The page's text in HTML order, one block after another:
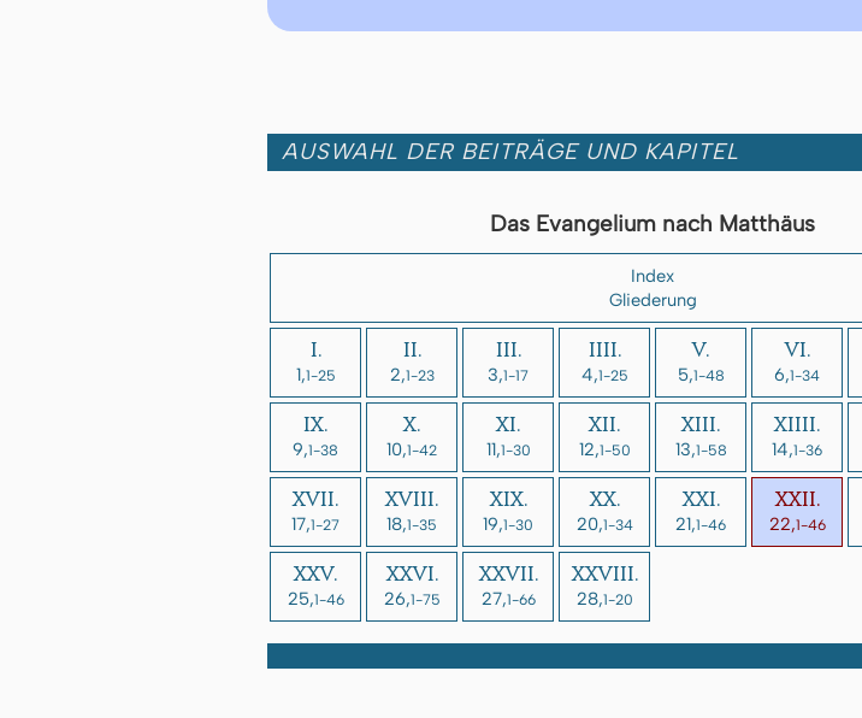
AUSWAHL DER BEITRÄGE UND KAPITEL
Das Evangelium nach Matthäus
Index
Gliederung
I.
1,1-25
II.
2,1-23
III.
3,1-17
IIII.
4,1-25
V.
5,1-48
VI.
6,1-34
IX.
9,1-38
X.
10,1-42
XI.
11,1-30
XII.
12,1-50
XIII.
13,1-58
XIIII.
14,1-36
XVII.
17,1-27
XVIII.
18,1-35
XIX.
19,1-30
XX.
20,1-34
XXI.
21,1-46
XXII.
22,1-46
XXV.
25,1-46
XXVI.
26,1-75
XXVII.
27,1-66
XXVIII.
28,1-20